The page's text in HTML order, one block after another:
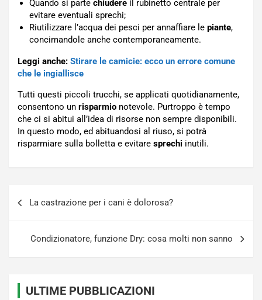
Quando si parte chiudere il rubinetto centrale per
evitare eventuali sprechi;
Riutilizzare l’acqua dei pesci per annaffiare le piante,
concimandole anche contemporaneamente.
Leggi anche: Stirare le camicie: ecco un errore comune
che le ingiallisce
Tutti questi piccoli trucchi, se applicati quotidianamente,
consentono un risparmio notevole. Purtroppo è tempo
che ci si abitui all’idea di risorse non sempre disponibili.
In questo modo, ed abituandosi al riuso, si potrà
risparmiare sulla bolletta e evitare sprechi inutili.
La castrazione per i cani è dolorosa?
Condizionatore, funzione Dry: cosa molti non sanno
ULTIME PUBBLICAZIONI